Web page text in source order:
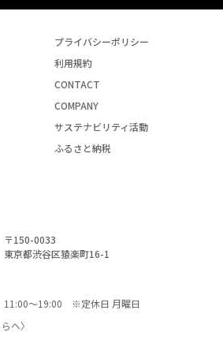
プライバシーポリシー
利用規約
CONTACT
COMPANY
サステナビリティ活動
ふるさと納税
〒150-0033
東京都渋谷区猿楽町16-1
11:00～19:00 ※定休日 月曜日
へ〉